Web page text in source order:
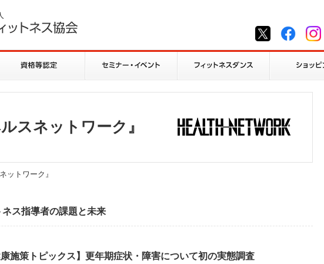
スネットワーク』
ットワーク』
ネス指導者の課題と未来
康施策トピックス】更年期症状・障害について初の実態調査